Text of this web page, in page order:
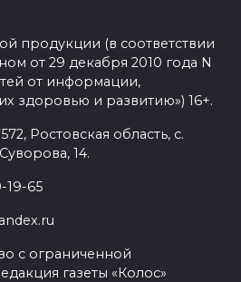
продукции (в соответствии
от 29 декабря 2010 года N
от информации,
здоровью и развитию») 16+.
Ростовская область, с.
14.
19-65
с ограниченной
газеты «Колос»